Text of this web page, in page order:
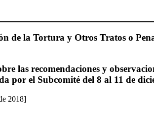
de la Tortura y Otros Tratos o
las recomendaciones y
por el Subcomité del 8 al 11 de
2018]